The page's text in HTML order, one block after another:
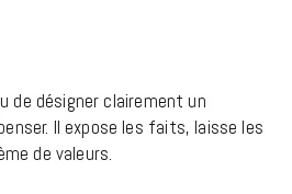
de désigner clairement un
Il expose les faits, laisse les
de valeurs.